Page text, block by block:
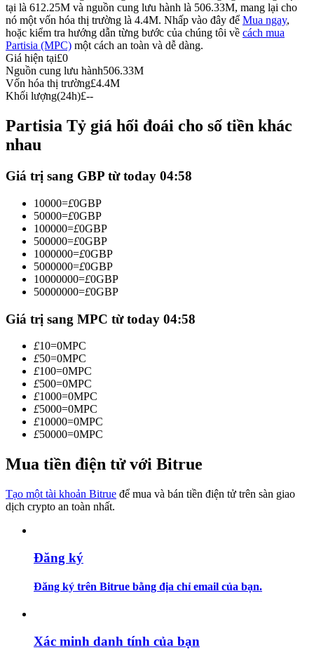
Sao chép Giao dịch
Tham gia cùng các nhà giao dịch hàng đầu
Trở thành Nhà giao dịch Sao chép
Tận hưởng chia sẻ lợi nhuận và hoa hồng giao dịch sao chép
Thông tin
Phân tích dữ liệu lớn bao gồm thông tin giao dịch, v.v.
tại là 612.25M và nguồn cung lưu hành là 506.33M, mang lại cho
nó một vốn hóa thị trường là 4.4M. Nhấp vào đây để Mua ngay,
hoặc kiểm tra hướng dẫn từng bước của chúng tôi về cách mua
Partisia (MPC) một cách an toàn và dễ dàng.
Giá hiện tại£0
Nguồn cung lưu hành506.33M
Vốn hóa thị trường£4.4M
Khối lượng(24h)£--
Partisia Tỷ giá hối đoái cho số tiền khác
nhau
Giá trị sang GBP từ today 04:58
10000=£0GBP
50000=£0GBP
100000=£0GBP
500000=£0GBP
1000000=£0GBP
5000000=£0GBP
10000000=£0GBP
50000000=£0GBP
Giá trị sang MPC từ today 04:58
£10=0MPC
£50=0MPC
£100=0MPC
£500=0MPC
£1000=0MPC
£5000=0MPC
£10000=0MPC
£50000=0MPC
Mua tiền điện tử với Bitrue
Tạo một tài khoản Bitrue để mua và bán tiền điện tử trên sàn giao
dịch crypto an toàn nhất.
Đăng ký
Đăng ký trên Bitrue bằng địa chỉ email của bạn.
Xác minh danh tính của bạn